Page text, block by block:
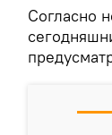
Согласно